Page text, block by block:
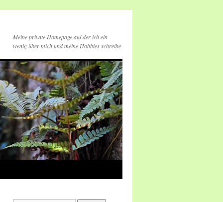
Meine private Homepage auf der ich ein
wenig über mich und meine Hobbies schreibe